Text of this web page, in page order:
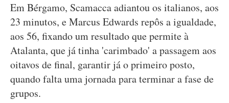
Em Bérgamo, Scamacca adiantou os italianos, aos
23 minutos, e Marcus Edwards repôs a igualdade,
aos 56, fixando um resultado que permite à
Atalanta, que já tinha 'carimbado' a passagem aos
oitavos de final, garantir já o primeiro posto,
quando falta uma jornada para terminar a fase de
grupos.